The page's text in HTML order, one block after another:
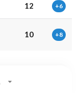
12 +6
10 +8